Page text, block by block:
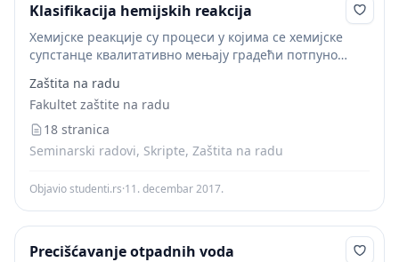
Klasifikacija hemijskih reakcija
Хемијске реакције су процеси у којима се хемијске
супстанце квалитативно мењају градећи потпуно
дошло, везе између атома и молекула унутар
хемијских супстанци...
Zaštita na radu
Fakultet zaštite na radu
18 stranica
Seminarski radovi, Skripte, Zaštita na radu
Objavio studenti.rs·11. decembar 2017.
Precišćavanje otpadnih voda